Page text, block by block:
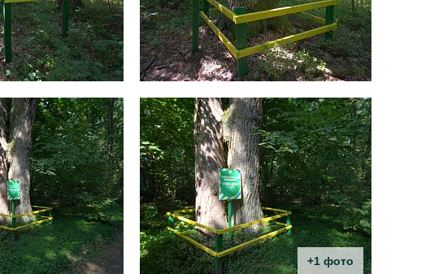
+1 фото